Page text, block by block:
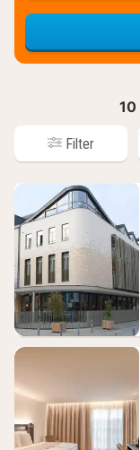
10
Filter